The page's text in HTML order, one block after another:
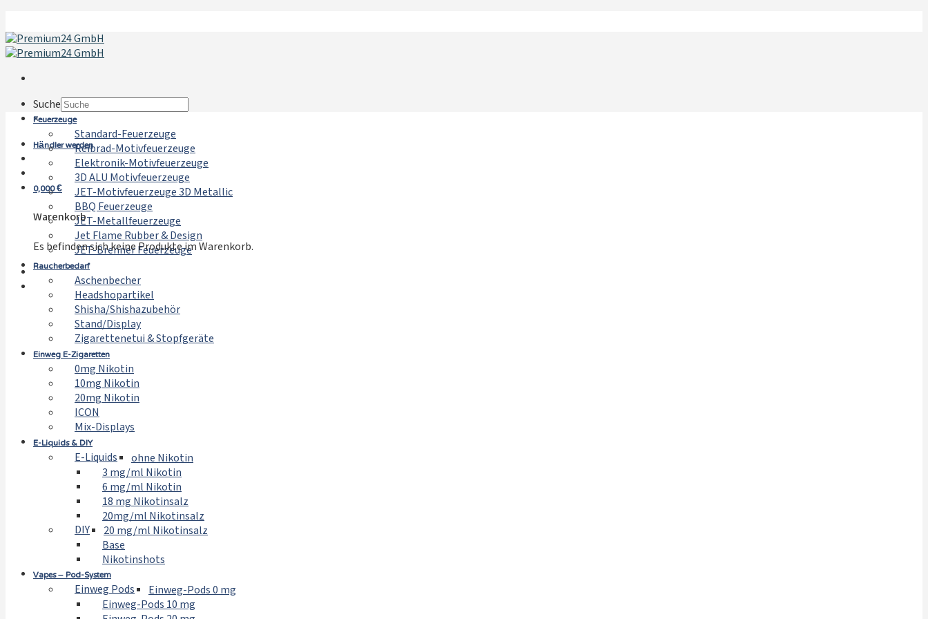
Inhalt
springen
Suche
×
Händler werden
0,000€
Warenkorb
Es befinden sich keine Produkte im Warenkorb.
Feuerzeuge
Standard-Feuerzeuge
Reibrad-Motivfeuerzeuge
Elektronik-Motivfeuerzeuge
3D ALU Motivfeuerzeuge
JET-Motivfeuerzeuge 3D Metallic
BBQ Feuerzeuge
JET-Metallfeuerzeuge
Jet Flame Rubber & Design
JET-Brenner Feuerzeuge
Raucherbedarf
Aschenbecher
Headshopartikel
Shisha/Shishazubehör
Stand/Display
Zigarettenetui & Stopfgeräte
Einweg E-Zigaretten
0mg Nikotin
10mg Nikotin
20mg Nikotin
ICON
Mix-Displays
E-Liquids & DIY
E-Liquids
ohne Nikotin
3 mg/ml Nikotin
6 mg/ml Nikotin
18 mg Nikotinsalz
20mg/ml Nikotinsalz
DIY
20 mg/ml Nikotinsalz
Base
Nikotinshots
Vapes – Pod-System
Einweg Pods
Einweg-Pods 0 mg
Einweg-Pods 10 mg